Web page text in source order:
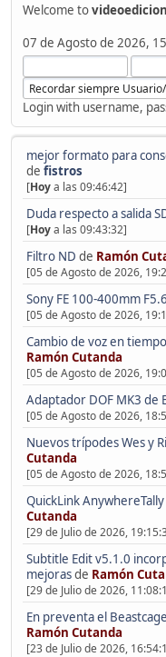
Welcome to
07 de Agosto de 2026,
Login with username,
mejor formato para
de fistros
[Hoya las 09:46:42]
Duda respecto a salida
[Hoya las 09:43:32]
Filtro ND de Ramón
[05 de Agosto de 2026,
Sony FE 100-400mm
[05 de Agosto de 2026,
Cambio de voz en
Ramón Cutanda
[05 de Agosto de 2026,
Adaptador DOF MK3 de
[05 de Agosto de 2026,
Nuevos trípodes Wes y
Cutanda
[05 de Agosto de 2026,
QuickLink
Cutanda
[29 de Julio de 2026,
Subtitle Edit v5.1.0
mejorasde Ramón
[29 de Julio de 2026,
En preventa el
Ramón Cutanda
[23 de Julio de 2026,